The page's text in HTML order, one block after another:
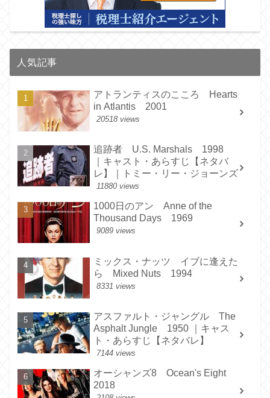
人気記事
アトランティスのこころ Hearts
in Atlantis 2001
20518 views
追跡者 U.S. Marshals 1998
｜キャスト・あらすじ【ネタバ
レ】｜トミー・リー・ジョーンズ
11880 views
1000日のアン Anne of the
Thousand Days 1969
9089 views
ミックス・ナッツ イブに逢えた
ら Mixed Nuts 1994
8331 views
アスファルト・ジャングル The
Asphalt Jungle 1950 ｜キャス
ト・あらすじ【ネタバレ】
7144 views
オーシャンズ8 Ocean's Eight
2018